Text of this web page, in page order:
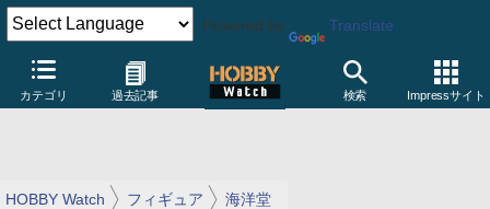
Powered by Translate
カテゴリ 過去記事 検索 Impressサイト
HOBBY Watch フィギュア 海洋堂